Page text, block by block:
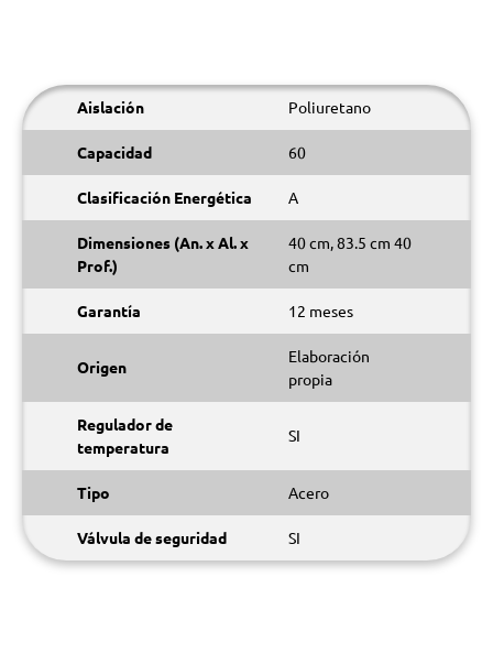
Aislación Poliuretano
Capacidad 60
Clasificación Energética A
Dimensiones (An. x Al. x
Prof.)
40 cm, 83.5 cm 40
cm
Garantía 12 meses
Origen
Elaboración
propia
Regulador de
temperatura
SI
Tipo Acero
Válvula de seguridad SI